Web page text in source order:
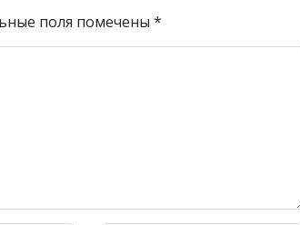
поля помечены *